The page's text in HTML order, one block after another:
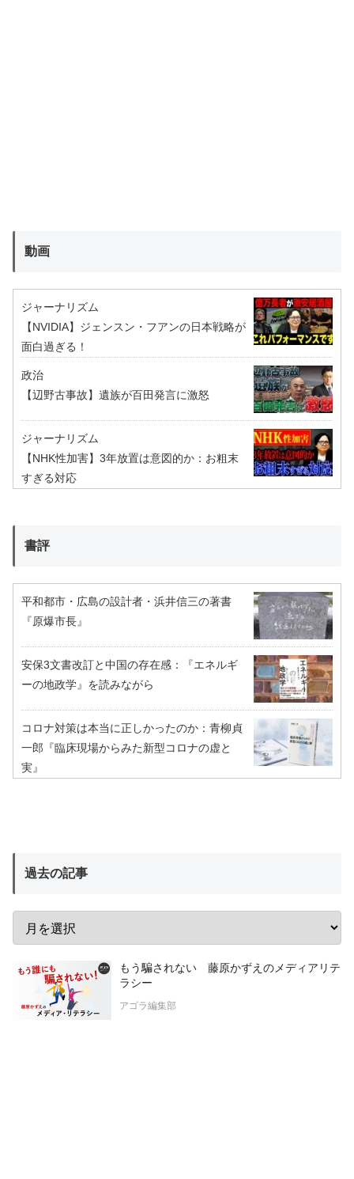
動画
ジャーナリズム
【NVIDIA】ジェンスン・フアンの日本戦略が
面白過ぎる！
政治
【辺野古事故】遺族が百田発言に激怒
ジャーナリズム
【NHK性加害】3年放置は意図的か：お粗末
すぎる対応
書評
平和都市・広島の設計者・浜井信三の著書
『原爆市長』
安保3文書改訂と中国の存在感：『エネルギ
ーの地政学』を読みながら
コロナ対策は本当に正しかったのか：青柳貞
一郎『臨床現場からみた新型コロナの虚と
実』
過去の記事
もう騙されない 藤原かずえのメディアリテ
ラシー
アゴラ編集部